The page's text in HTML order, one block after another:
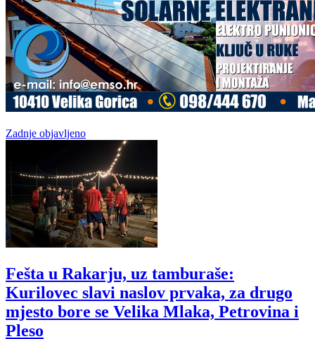
Zadnje objavljeno
Fešta u Rakarju, uz tamburaše:
Kurilovec slavi naslov prvaka, za drugo
mjesto bore se Velika Mlaka, Petrovina i
Pleso